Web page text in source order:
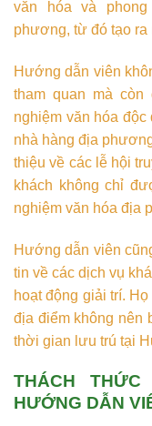
văn hóa và
phương, từ đó tạo ra
Hướng dẫn viên
tham quan mà
nghiệm văn hóa
nhà hàng địa
thiệu về các lễ hội
khách không chỉ
nghiệm văn hóa địa
Hướng dẫn viên
tin về các dịch vụ
hoạt động giải trí.
địa điểm không nên
thời gian lưu trú tại
THÁCH
HƯỚNG DẪN